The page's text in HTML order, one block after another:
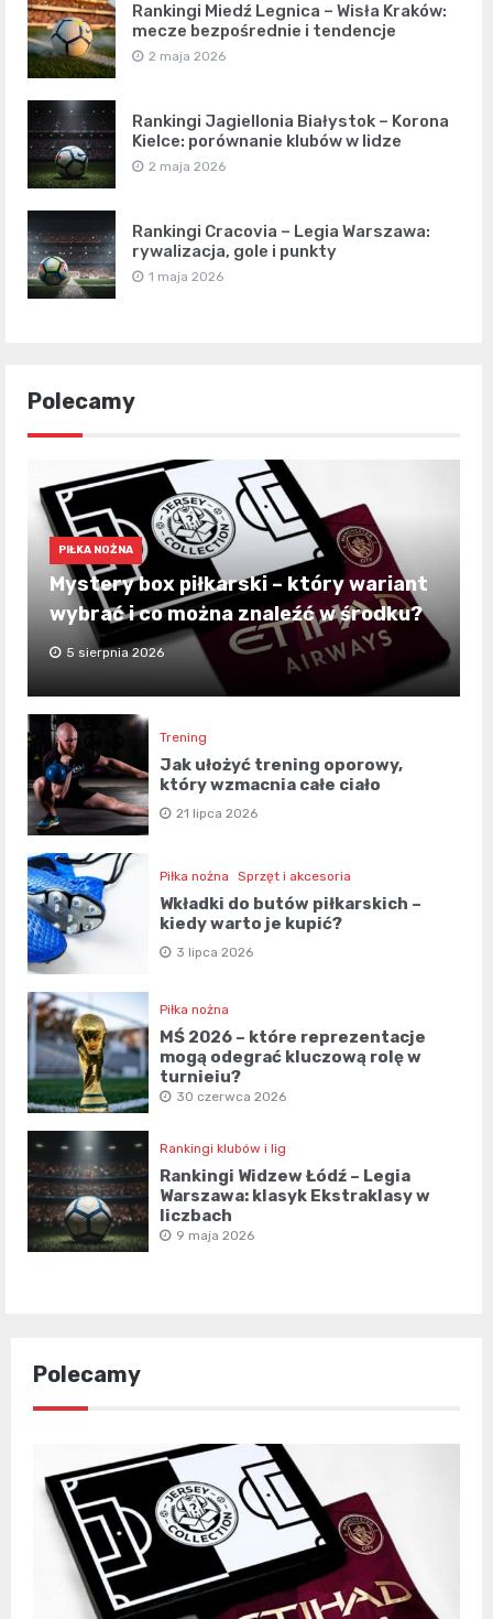
Rankingi Miedź Legnica – Wisła Kraków:
mecze bezpośrednie i tendencje
2 maja 2026
Rankingi Jagiellonia Białystok – Korona
Kielce: porównanie klubów w lidze
2 maja 2026
Rankingi Cracovia – Legia Warszawa:
rywalizacja, gole i punkty
1 maja 2026
Polecamy
PIŁKA NOŻNA
Mystery box piłkarski – który wariant
wybrać i co można znaleźć w środku?
5 sierpnia 2026
Trening
Jak ułożyć trening oporowy,
który wzmacnia całe ciało
21 lipca 2026
Piłka nożna Sprzęt i akcesoria
Wkładki do butów piłkarskich –
kiedy warto je kupić?
3 lipca 2026
Piłka nożna
MŚ 2026 – które reprezentacje
mogą odegrać kluczową rolę w
turnieju?
30 czerwca 2026
Rankingi klubów i lig
Rankingi Widzew Łódź – Legia
Warszawa: klasyk Ekstraklasy w
liczbach
9 maja 2026
Polecamy